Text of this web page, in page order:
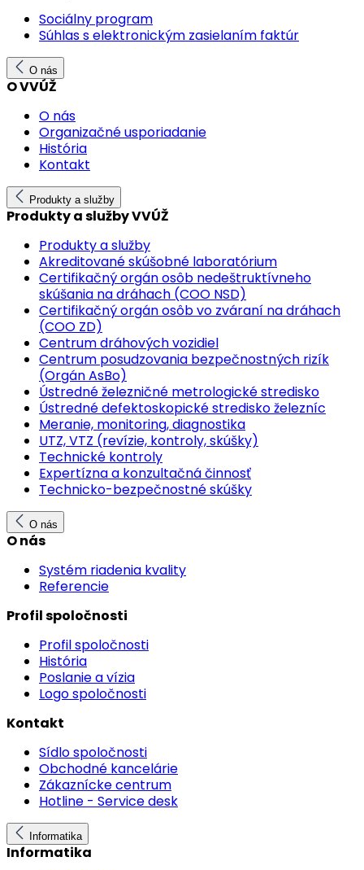
Sociálny program
Súhlas s elektronickým zasielaním faktúr
O nás
O VVÚŽ
O nás
Organizačné usporiadanie
História
Kontakt
Produkty a služby
Produkty a služby VVÚŽ
Produkty a služby
Akreditované skúšobné laboratórium
Certifikačný orgán osôb nedeštruktívneho
skúšania na dráhach (COO NSD)
Certifikačný orgán osôb vo zváraní na dráhach
(COO ZD)
Centrum dráhových vozidiel
Centrum posudzovania bezpečnostných rizík
(Orgán AsBo)
Ústredné železničné metrologické stredisko
Ústredné defektoskopické stredisko železníc
Meranie, monitoring, diagnostika
UTZ, VTZ (revízie, kontroly, skúšky)
Technické kontroly
Expertízna a konzultačná činnosť
Technicko-bezpečnostné skúšky
O nás
O nás
Systém riadenia kvality
Referencie
Profil spoločnosti
Profil spoločnosti
História
Poslanie a vízia
Logo spoločnosti
Kontakt
Sídlo spoločnosti
Obchodné kancelárie
Zákaznícke centrum
Hotline - Service desk
Informatika
Informatika